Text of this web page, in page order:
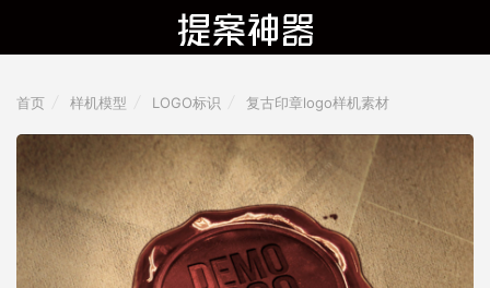
首页 样机模型 LOGO标识 复古印章logo样机素材